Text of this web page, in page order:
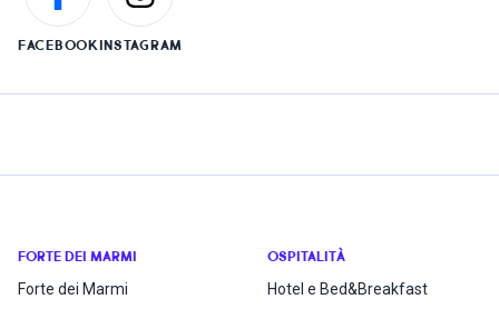
FACEBOOKINSTAGRAM
FORTE DEI MARMI
Forte dei Marmi
OSPITALITÀ
Hotel e Bed&Breakfast